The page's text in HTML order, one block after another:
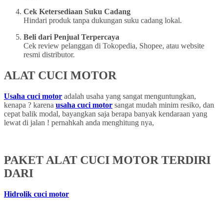
Cek Ketersediaan Suku Cadang
Hindari produk tanpa dukungan suku cadang lokal.
Beli dari Penjual Terpercaya
Cek review pelanggan di Tokopedia, Shopee, atau website
resmi distributor.
ALAT CUCI MOTOR
Usaha cuci motor adalah usaha yang sangat menguntungkan,
kenapa ? karena usaha cuci motor sangat mudah minim resiko, dan
cepat balik modal, bayangkan saja berapa banyak kendaraan yang
lewat di jalan ! pernahkah anda menghitung nya,
PAKET ALAT CUCI MOTOR TERDIRI
DARI
Hidrolik cuci motor